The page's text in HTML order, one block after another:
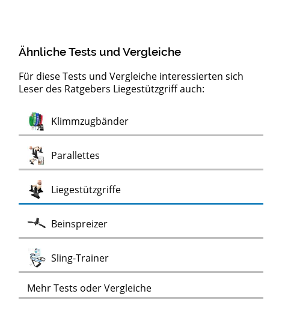
Ähnliche Tests und Vergleiche
Für diese Tests und Vergleiche interessierten sich
Leser des Ratgebers Liegestützgriff auch:
KlimmzugbänderTest
Parallettes
LiegestützgriffeTest
BeinspreizerTest
Sling-TrainerTest
Jumpboxen
Test
Bodenschutzmatten für Fitnessgeräte
freistehende Ballettstangen
Ballettstangen für die Wandmontage
Balance-TrainerTest
Mehr Tests oder Vergleiche